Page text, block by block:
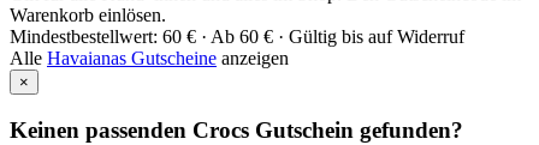
Warenkorb einlösen.
Mindestbestellwert: 60 € · Ab 60 € · Gültig bis auf Widerruf
Alle Havaianas Gutscheine anzeigen
×
Keinen passenden Crocs Gutschein gefunden?